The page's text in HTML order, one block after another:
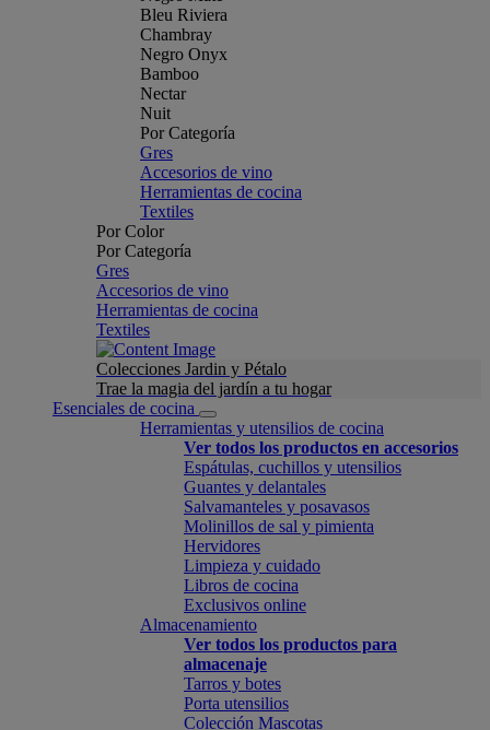
Bleu Riviera
Chambray
Negro Onyx
Bamboo
Nectar
Nuit
Por Categoría
Gres
Accesorios de vino
Herramientas de cocina
Textiles
Por Color
Por Categoría
Gres
Accesorios de vino
Herramientas de cocina
Textiles
Colecciones Jardin y Pétalo
Trae la magia del jardín a tu hogar
Esenciales de cocina
Herramientas y utensilios de cocina
Ver todos los productos en accesorios
Espátulas, cuchillos y utensilios
Guantes y delantales
Salvamanteles y posavasos
Molinillos de sal y pimienta
Hervidores
Limpieza y cuidado
Libros de cocina
Exclusivos online
Almacenamiento
Ver todos los productos para
almacenaje
Tarros y botes
Porta utensilios
Colección Mascotas